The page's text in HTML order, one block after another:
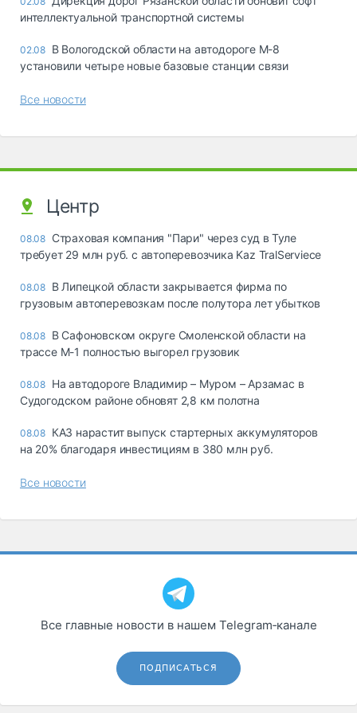
интеллектуальной транспортной системы
02.08 В Вологодской области на автодороге М-8
установили четыре новые базовые станции связи
Все новости
Центр
08.08 Страховая компания "Пари" через суд в Туле
требует 29 млн руб. с автоперевозчика Kaz TralServiece
08.08 В Липецкой области закрывается фирма по
грузовым автоперевозкам после полутора лет убытков
08.08 В Сафоновском округе Смоленской области на
трассе М-1 полностью выгорел грузовик
08.08 На автодороге Владимир – Муром – Арзамас в
Судогодском районе обновят 2,8 км полотна
08.08 КАЗ нарастит выпуск стартерных аккумуляторов
на 20% благодаря инвестициям в 380 млн руб.
Все новости
Все главные новости в нашем Telegram‑канале
ПОДПИСАТЬСЯ